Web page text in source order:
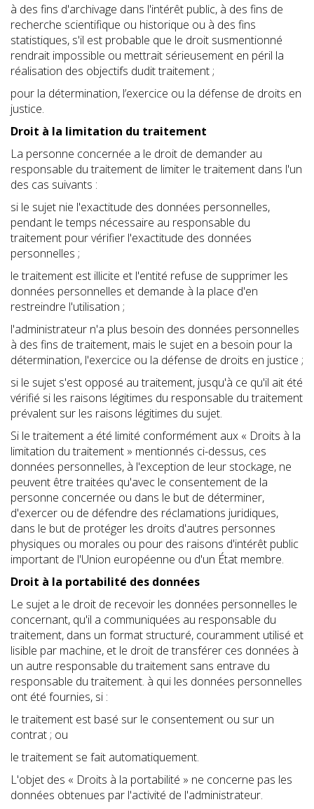
à des fins d'archivage dans l'intérêt public, à des fins de
recherche scientifique ou historique ou à des fins
statistiques, s'il est probable que le droit susmentionné
rendrait impossible ou mettrait sérieusement en péril la
réalisation des objectifs dudit traitement ;
pour la détermination, l’exercice ou la défense de droits en
justice.
Droit à la limitation du traitement
La personne concernée a le droit de demander au
responsable du traitement de limiter le traitement dans l'un
des cas suivants :
si le sujet nie l'exactitude des données personnelles,
pendant le temps nécessaire au responsable du
traitement pour vérifier l'exactitude des données
personnelles ;
le traitement est illicite et l'entité refuse de supprimer les
données personnelles et demande à la place d'en
restreindre l'utilisation ;
l'administrateur n'a plus besoin des données personnelles
à des fins de traitement, mais le sujet en a besoin pour la
détermination, l'exercice ou la défense de droits en justice ;
si le sujet s'est opposé au traitement, jusqu'à ce qu'il ait été
vérifié si les raisons légitimes du responsable du traitement
prévalent sur les raisons légitimes du sujet.
Si le traitement a été limité conformément aux « Droits à la
limitation du traitement » mentionnés ci-dessus, ces
données personnelles, à l'exception de leur stockage, ne
peuvent être traitées qu'avec le consentement de la
personne concernée ou dans le but de déterminer,
d'exercer ou de défendre des réclamations juridiques,
dans le but de protéger les droits d'autres personnes
physiques ou morales ou pour des raisons d'intérêt public
important de l'Union européenne ou d'un État membre.
Droit à la portabilité des données
Le sujet a le droit de recevoir les données personnelles le
concernant, qu'il a communiquées au responsable du
traitement, dans un format structuré, couramment utilisé et
lisible par machine, et le droit de transférer ces données à
un autre responsable du traitement sans entrave du
responsable du traitement. à qui les données personnelles
ont été fournies, si :
le traitement est basé sur le consentement ou sur un
contrat ; ou
le traitement se fait automatiquement.
L'objet des « Droits à la portabilité » ne concerne pas les
données obtenues par l'activité de l'administrateur.